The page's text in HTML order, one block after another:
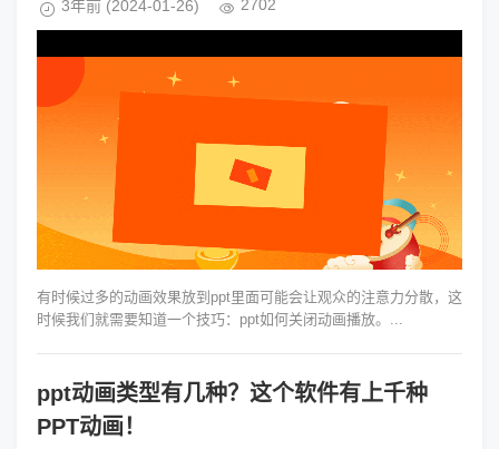
3年前 (2024-01-26) 2702
有时候过多的动画效果放到ppt里面可能会让观众的注意力分散，这
时候我们就需要知道一个技巧：ppt如何关闭动画播放。...
ppt动画类型有几种？这个软件有上千种
PPT动画！